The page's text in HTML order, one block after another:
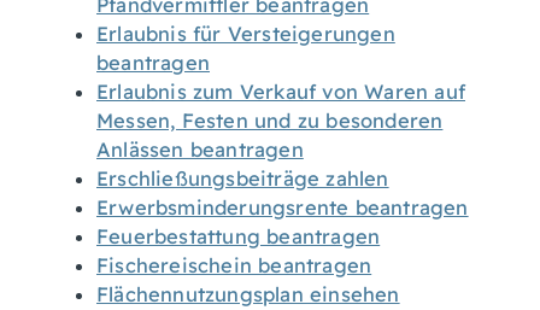
Pfandvermittler beantragen
Erlaubnis für Versteigerungen
beantragen
Erlaubnis zum Verkauf von Waren auf
Messen, Festen und zu besonderen
Anlässen beantragen
Erschließungsbeiträge zahlen
Erwerbsminderungsrente beantragen
Feuerbestattung beantragen
Fischereischein beantragen
Flächennutzungsplan einsehen